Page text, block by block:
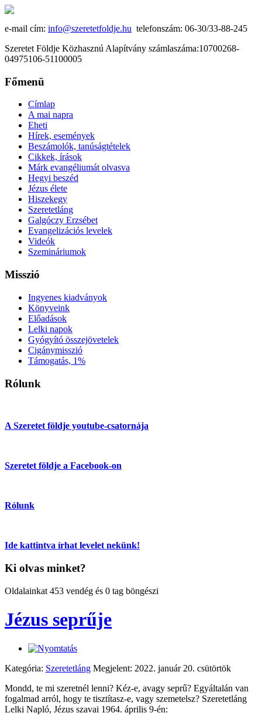
e-mail cím: info@szeretetfoldje.hu telefonszám: 06-30/33-88-245
Szeretet Földje Közhasznú Alapítvány számlaszáma:10700268-
04975106-51100005
Főmenü
Címlap
A mai napra
Eheti
Hírek, események
Beszámolók, tanúságtételek
Cikkek, írások
Márk evangéliumát olvasva
Hegyi beszéd
Jézus élete
Hiszekegy
Szeretetláng
Galgóczy Erzsébet
Evangelizációs levelek
Videók
Szemináriumok
Misszió
Ingyenes kiadványok
Könyveink
Előadások
Lelki napok
Gyógyító összejövetelek
Cigánymisszió
Támogatás, 1%
Rólunk
A Szeretet földje youtube-csatornája
Szeretet földje a Facebook-on
Rólunk
Ide kattintva írhat levelet nekünk!
Ki olvas minket?
Oldalainkat 453 vendég és 0 tag böngészi
Jézus seprűje
Kategória: Szeretetláng Megjelent: 2022. január 20. csütörtök
Mondd, te mi szeretnél lenni? Kéz-e, avagy seprű? Egyáltalán van
fogalmad arról, hogy te tisztítasz-e, vagy szemetelsz? Szeretetláng
Lelki Napló, Jézus szavai 1964. április 9-én: